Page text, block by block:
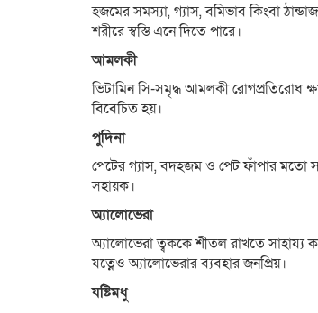
হজমের সমস্যা, গ্যাস, বমিভাব কিংবা
শরীরে স্বস্তি এনে দিতে পারে।
আমলকী
ভিটামিন সি-সমৃদ্ধ আমলকী রোগপ্রতিরোধ
বিবেচিত হয়।
পুদিনা
পেটের গ্যাস, বদহজম ও পেট ফাঁপার মতো
সহায়ক।
অ্যালোভেরা
অ্যালোভেরা ত্বককে শীতল রাখতে সাহায্য
যত্নেও অ্যালোভেরার ব্যবহার জনপ্রিয়।
যষ্টিমধু